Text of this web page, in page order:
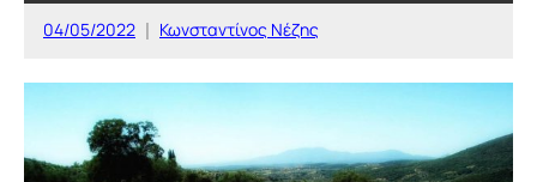
04/05/2022 Κωνσταντίνος Νέζης
ΜΥΘΟΣ
ΙΣΤΟΡΙΑ